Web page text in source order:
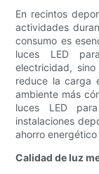
En recintos
actividades
consumo es
luces LED
electricidad,
reduce la carga
ambiente más
luces LED
instalaciones
ahorro
Calidad de luz